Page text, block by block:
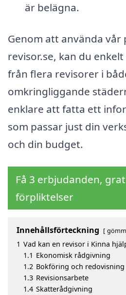
är belägna.
Genom att använda
revisor.se, kan du
från flera revisorer i
omkringliggande
enklare att fatta ett
som passar just din
och din budget.
Få 3 erbjudanden,
förpliktelser
Innehållsförteckning
1 Vad kan en revisor i Kinna
1.1 Ekonomisk rådgivning
1.2 Bokföring och redovisning
1.3 Revisionsarbete
1.4 Skatterådgivning